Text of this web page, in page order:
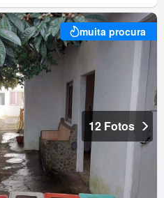
muita procura
12 Fotos